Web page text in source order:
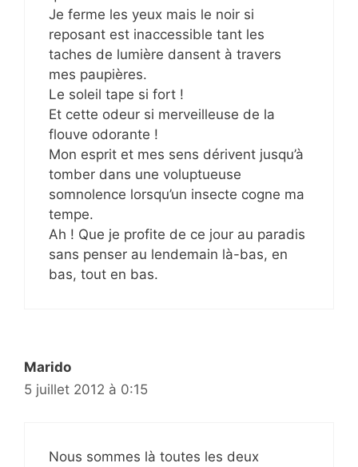
Je ferme les yeux mais le noir si
reposant est inaccessible tant les
taches de lumière dansent à travers
mes paupières.
Le soleil tape si fort !
Et cette odeur si merveilleuse de la
flouve odorante !
Mon esprit et mes sens dérivent jusqu’à
tomber dans une voluptueuse
somnolence lorsqu’un insecte cogne ma
tempe.
Ah ! Que je profite de ce jour au paradis
sans penser au lendemain là-bas, en
bas, tout en bas.
Marido
5 juillet 2012 à 0:15
Nous sommes là toutes les deux